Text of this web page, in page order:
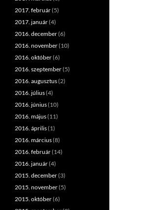
2017. február(5)
2017. január(4)
2016. december(6)
2016. november(10)
2016. október(6)
2016. szeptember(5)
2016. augusztus(2)
2016. július(4)
2016. június(10)
2016. május(11)
2016. április(1)
2016. március(8)
2016. február(14)
2016. január(4)
2015. december(3)
2015. november(5)
2015. október(6)